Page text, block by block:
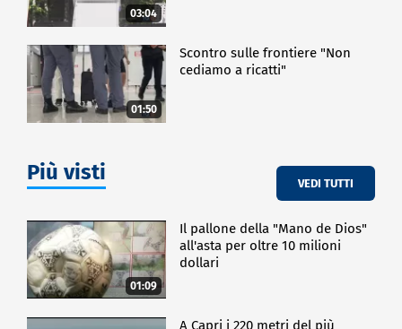
03:04
01:50
Scontro sulle frontiere "Non
cediamo a ricatti"
Più visti VEDI TUTTI
01:09
Il pallone della "Mano de Dios"
all'asta per oltre 10 milioni
dollari
A Capri i 220 metri del più